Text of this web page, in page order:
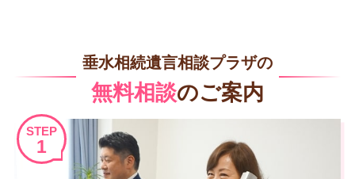
垂水相続遺言相談プラザの
無料相談のご案内
STEP
1